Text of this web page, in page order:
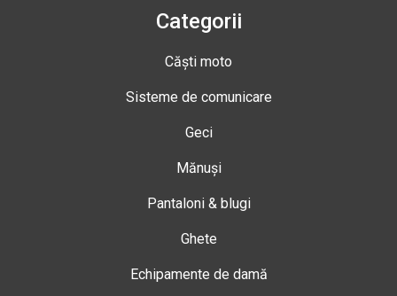
Categorii
Căști moto
Sisteme de comunicare
Geci
Mănuși
Pantaloni & blugi
Ghete
Echipamente de damă